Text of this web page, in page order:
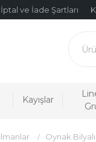
İptal ve İade Şartları
Kayışlar
Oynak